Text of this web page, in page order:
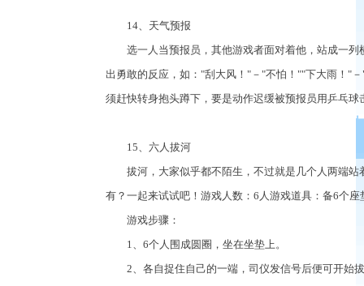
14、天气预报
选一人当预报员，其他游戏者面对着他，站成一列
出勇敢的反应，如："刮大风！"－"不怕！""下大雨！"
须赶快转身抱头蹲下，要是动作迟缓被预报员用乒乓
15、六人拔河
拔河，大家似乎都不陌生，不过就是几个人两端站
有？一起来试试吧！游戏人数：6人游戏道具：备6个座
游戏步骤：
1、6个人围成圆圈，坐在坐垫上。
2、各自捉住自己的一端，司仪发信号后便可开始